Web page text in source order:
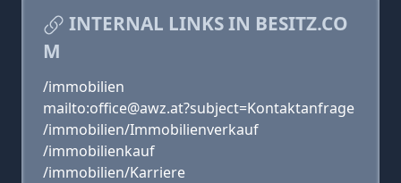
INTERNAL LINKS IN BESITZ.CO
M
/immobilien
mailto:office@awz.at?subject=Kontaktanfrage
/immobilien/Immobilienverkauf
/immobilienkauf
/immobilien/Karriere